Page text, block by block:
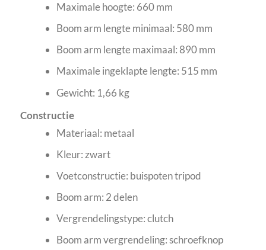
Maximale hoogte: 660 mm
Boom arm lengte minimaal: 580 mm
Boom arm lengte maximaal: 890 mm
Maximale ingeklapte lengte: 515 mm
Gewicht: 1,66 kg
Constructie
Materiaal: metaal
Kleur: zwart
Voetconstructie: buispoten tripod
Boom arm: 2 delen
Vergrendelingstype: clutch
Boom arm vergrendeling: schroefknop